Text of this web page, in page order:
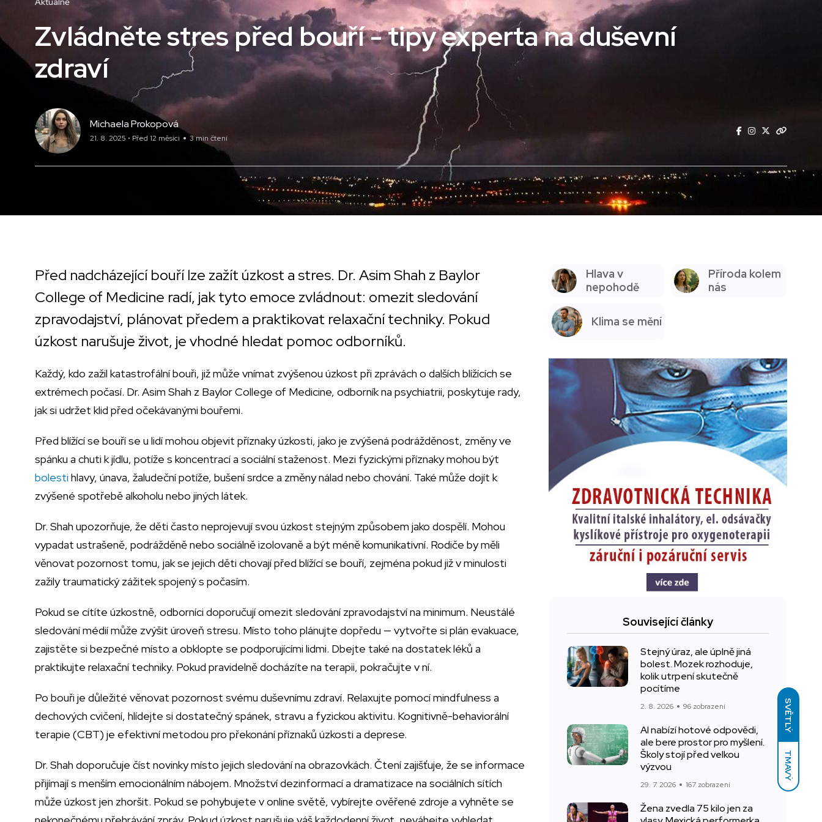
SVĚTLÝ
TMAVÝ
Zvládněte stres před bouří - tipy experta na duševní
zdraví
Michaela Prokopová
21. 8. 2025 • Před 12 měsíci 3 min čtení
Před nadcházející bouří lze zažít úzkost a stres. Dr. Asim Shah z Baylor
College of Medicine radí, jak tyto emoce zvládnout: omezit sledování
zpravodajství, plánovat předem a praktikovat relaxační techniky. Pokud
úzkost narušuje život, je vhodné hledat pomoc odborníků.
Každý, kdo zažil katastrofální bouři, již může vnímat zvýšenou úzkost při zprávách o dalších blížících se
extrémech počasí. Dr. Asim Shah z Baylor College of Medicine, odborník na psychiatrii, poskytuje rady,
jak si udržet klid před očekávanými bouřemi.
Před blížící se bouří se u lidí mohou objevit příznaky úzkosti, jako je zvýšená podrážděnost, změny ve
spánku a chuti k jídlu, potíže s koncentrací a sociální staženost. Mezi fyzickými příznaky mohou být
bolesti hlavy, únava, žaludeční potíže, bušení srdce a změny nálad nebo chování. Také může dojít k
zvýšené spotřebě alkoholu nebo jiných látek.
Dr. Shah upozorňuje, že děti často neprojevují svou úzkost stejným způsobem jako dospělí. Mohou
vypadat ustrašeně, podrážděně nebo sociálně izolovaně a být méně komunikativní. Rodiče by měli
věnovat pozornost tomu, jak se jejich děti chovají před blížící se bouří, zejména pokud již v minulosti
zažily traumatický zážitek spojený s počasím.
Pokud se cítíte úzkostně, odborníci doporučují omezit sledování zpravodajství na minimum. Neustálé
sledování médií může zvýšit úroveň stresu. Místo toho plánujte dopředu — vytvořte si plán evakuace,
zajistěte si bezpečné místo a obklopte se podporujícími lidmi. Dbejte také na dostatek léků a
praktikujte relaxační techniky. Pokud pravidelně docházíte na terapii, pokračujte v ní.
Po bouři je důležité věnovat pozornost svému duševnímu zdraví. Relaxujte pomocí mindfulness a
dechových cvičení, hlídejte si dostatečný spánek, stravu a fyzickou aktivitu. Kognitivně-behaviorální
terapie (CBT) je efektivní metodou pro překonání příznaků úzkosti a deprese.
Dr. Shah doporučuje číst novinky místo jejich sledování na obrazovkách. Čtení zajišťuje, že se informace
přijímají s menším emocionálním nábojem. Množství dezinformací a dramatizace na sociálních sítích
může úzkost jen zhoršit. Pokud se pohybujete v online světě, vybírejte ověřené zdroje a vyhněte se
Hlava v
nepohodě
Příroda kolem
nás
Klima se mění
Související články
Stejný úraz, ale úplně jiná
bolest. Mozek rozhoduje,
kolik utrpení skutečně
pocítíme
2. 8. 2026 96 zobrazení
AI nabízí hotové odpovědi,
ale bere prostor pro myšlení.
Školy stojí před velkou
výzvou
29. 7. 2026 167 zobrazení
Žena zvedla 75 kilo jen za